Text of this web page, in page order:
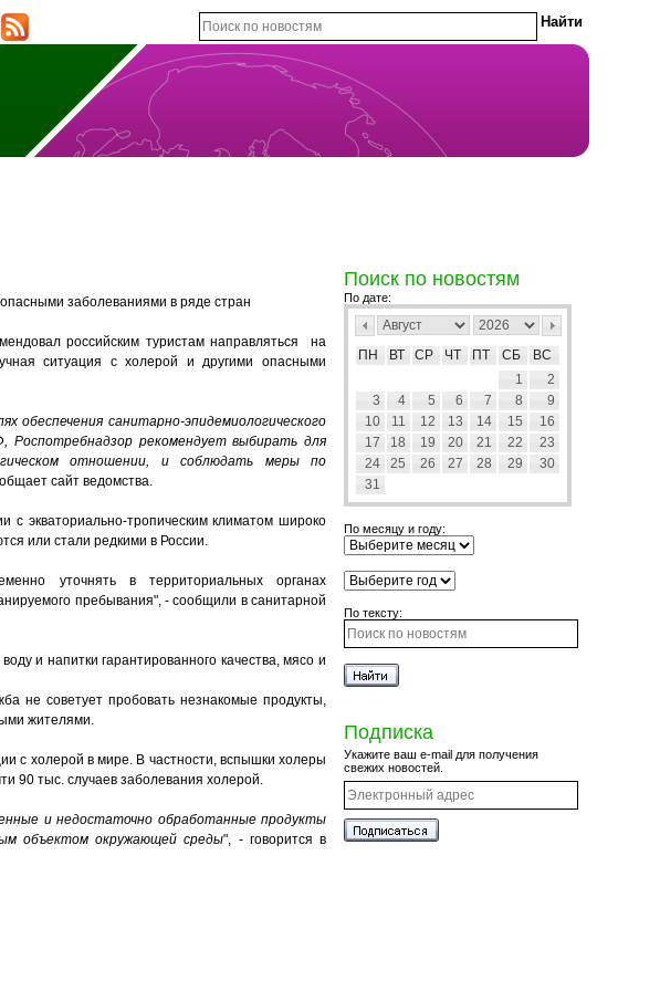
заболеваниями в ряде стран
российским туристам направляться на
ситуация с холерой и другими опасными
обеспечения санитарно-эпидемиологического
Роспотребнадзор рекомендует выбирать для
отношении, и соблюдать меры по
сайт ведомства.
экваториально-тропическим климатом широко
или стали редкими в России.
уточнять в территориальных органах
пребывания", - сообщили в санитарной
и напитки гарантированного качества, мясо и
не советует пробовать незнакомые продукты,
жителями.
с холерой в мире. В частности, вспышки холеры
90 тыс. случаев заболевания холерой.
и недостаточно обработанные продукты
объектом окружающей среды", - говорится в
Поиск по новостям
По дате:
ПН ВТ СР ЧТ ПТ СБ
ВС
1
2
3
4 5 6 7 8
9
10
11 12 13 14 15
16
17
18 19 20 21 22
23
24
25 26 27 28 29
30
31
По месяцу и году:
По тексту:
Подписка
Укажите ваш e-mail для получения
свежих новостей.